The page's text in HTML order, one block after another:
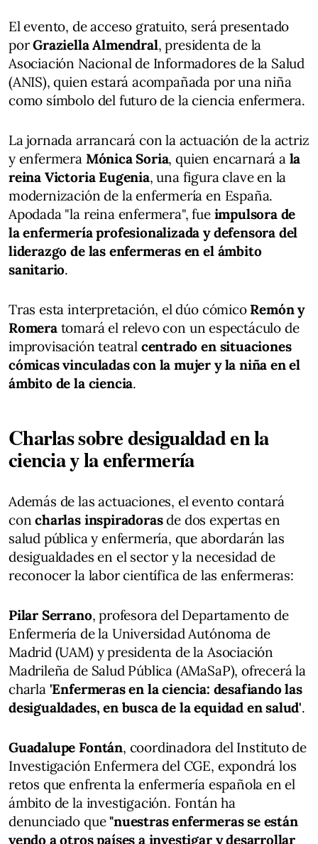
El evento, de acceso gratuito, será presentado
porGraziella Almendral, presidenta de la
Asociación Nacional de Informadores de la Salud
(ANIS), quien estará acompañada por una niña
como símbolo del futuro de la ciencia enfermera.
La jornada arrancará con la actuación de la actriz
y enfermera Mónica Soria, quien encarnará a la
reina Victoria Eugenia, una figura clave en la
modernización de la enfermería en España.
Apodada "la reina enfermera", fue impulsora de
la enfermería profesionalizada y defensora del
liderazgo de las enfermeras en el ámbito
sanitario.
Tras esta interpretación, el dúo cómico Remón y
Romeratomará el relevo con un espectáculo de
improvisación teatral centrado en situaciones
cómicas vinculadas con la mujer y la niña en el
ámbito de la ciencia.
Charlas sobre desigualdad en la
ciencia y la enfermería
Además de las actuaciones, el evento contará
concharlas inspiradorasde dos expertas en
salud pública y enfermería, que abordarán las
desigualdades en el sector y la necesidad de
reconocer la labor científica de las enfermeras:
Pilar Serrano, profesora del Departamento de
Enfermería de la Universidad Autónoma de
Madrid (UAM) y presidenta de la Asociación
Madrileña de Salud Pública (AMaSaP), ofrecerá la
charla 'Enfermeras en la ciencia: desafiando las
desigualdades, en busca de la equidad en salud'.
Guadalupe Fontán, coordinadora del Instituto de
Investigación Enfermera del CGE, expondrá los
retos que enfrenta la enfermería española en el
ámbito de la investigación. Fontán ha
denunciado que"nuestras enfermeras se están
yendo a otros países a investigar y desarrollar